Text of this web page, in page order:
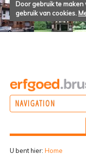
Door gebruik te
gebruik van cookies.
NAVIGATION
U bent hier: Home